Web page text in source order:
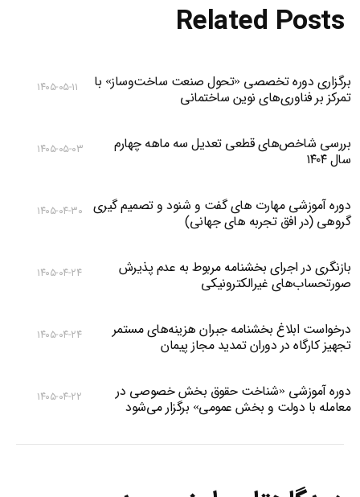
Related Posts
برگزاری دوره تخصصی «تحول صنعت ساخت‌وساز» با
تمرکز بر فناوری‌های نوین ساختمانی
۱۴۰۵-۰۵-۱۱
بررسی شاخص‌های قطعی تعدیل سه ماهه چهارم
سال ۱۴۰۴
۱۴۰۵-۰۵-۰۳
دوره آموزشی مهارت های گفت و شنود و تصمیم گیری
گروهی (در افق تجربه های جهانی)
۱۴۰۵-۰۴-۳۰
بازنگری در اجرای بخشنامه مربوط به عدم پذیرش
صورتحساب‌های غیرالکترونیکی
۱۴۰۵-۰۴-۲۴
درخواست ابلاغ بخشنامه جبران هزینه‌های مستمر
تجهیز کارگاه در دوران تمدید مجاز پیمان
۱۴۰۵-۰۴-۲۴
دوره آموزشی «شناخت حقوق بخش خصوصی در
معامله با دولت و بخش عمومی» برگزار می‌شود
۱۴۰۵-۰۴-۲۲